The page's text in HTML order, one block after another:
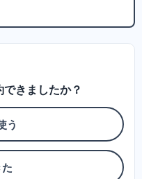
きましたか？
う